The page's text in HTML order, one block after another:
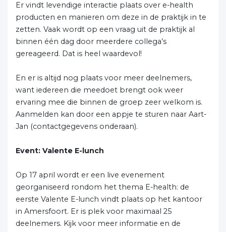
Er vindt levendige interactie plaats over e-health
producten en manieren om deze in de praktijk in te
zetten. Vaak wordt op een vraag uit de praktijk al
binnen één dag door meerdere collega’s
gereageerd. Dat is heel waardevol!
En er is altijd nog plaats voor meer deelnemers,
want iedereen die meedoet brengt ook weer
ervaring mee die binnen de groep zeer welkom is.
Aanmelden kan door een appje te sturen naar Aart-
Jan (contactgegevens onderaan).
Event: Valente E-lunch
Op 17 april wordt er een live evenement
georganiseerd rondom het thema E-health: de
eerste Valente E-lunch vindt plaats op het kantoor
in Amersfoort. Er is plek voor maximaal 25
deelnemers. Kijk voor meer informatie en de